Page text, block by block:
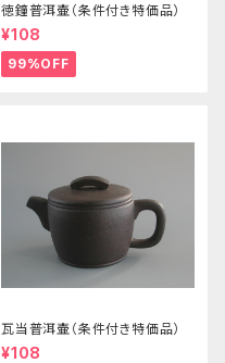
徳鐘普洱壷（条件付き特価品）
¥108
99%OFF
瓦当普洱壷（条件付き特価品）
¥108